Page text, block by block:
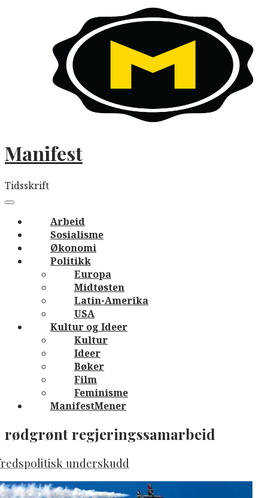
Manifest
Tidsskrift
navigation
Menu
Arbeid
Sosialisme
Økonomi
Politikk
Europa
Midtøsten
Latin-Amerika
USA
Kultur og Ideer
Kultur
Ideer
Bøker
Film
Feminisme
ManifestMener
rødgrønt regjeringssamarbeid
underskudd